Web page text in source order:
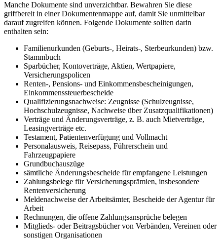
Manche Dokumente sind unverzichtbar. Bewahren Sie diese
griffbereit in einer Dokumentenmappe auf, damit Sie unmittelbar
darauf zugreifen können. Folgende Dokumente sollten darin
enthalten sein:
Familienurkunden (Geburts-, Heirats-, Sterbeurkunden) bzw.
Stammbuch
Sparbücher, Kontoverträge, Aktien, Wertpapiere,
Versicherungspolicen
Renten-, Pensions- und Einkommensbescheinigungen,
Einkommenssteuerbescheide
Qualifizierungsnachweise: Zeugnisse (Schulzeugnisse,
Hochschulzeugnisse, Nachweise über Zusatzqualifikationen)
Verträge und Änderungsverträge, z. B. auch Mietverträge,
Leasingverträge etc.
Testament, Patientenverfügung und Vollmacht
Personalausweis, Reisepass, Führerschein und
Fahrzeugpapiere
Grundbuchauszüge
sämtliche Änderungsbescheide für empfangene Leistungen
Zahlungsbelege für Versicherungsprämien, insbesondere
Rentenversicherung
Meldenachweise der Arbeitsämter, Bescheide der Agentur für
Arbeit
Rechnungen, die offene Zahlungsansprüche belegen
Mitglieds- oder Beitragsbücher von Verbänden, Vereinen oder
sonstigen Organisationen